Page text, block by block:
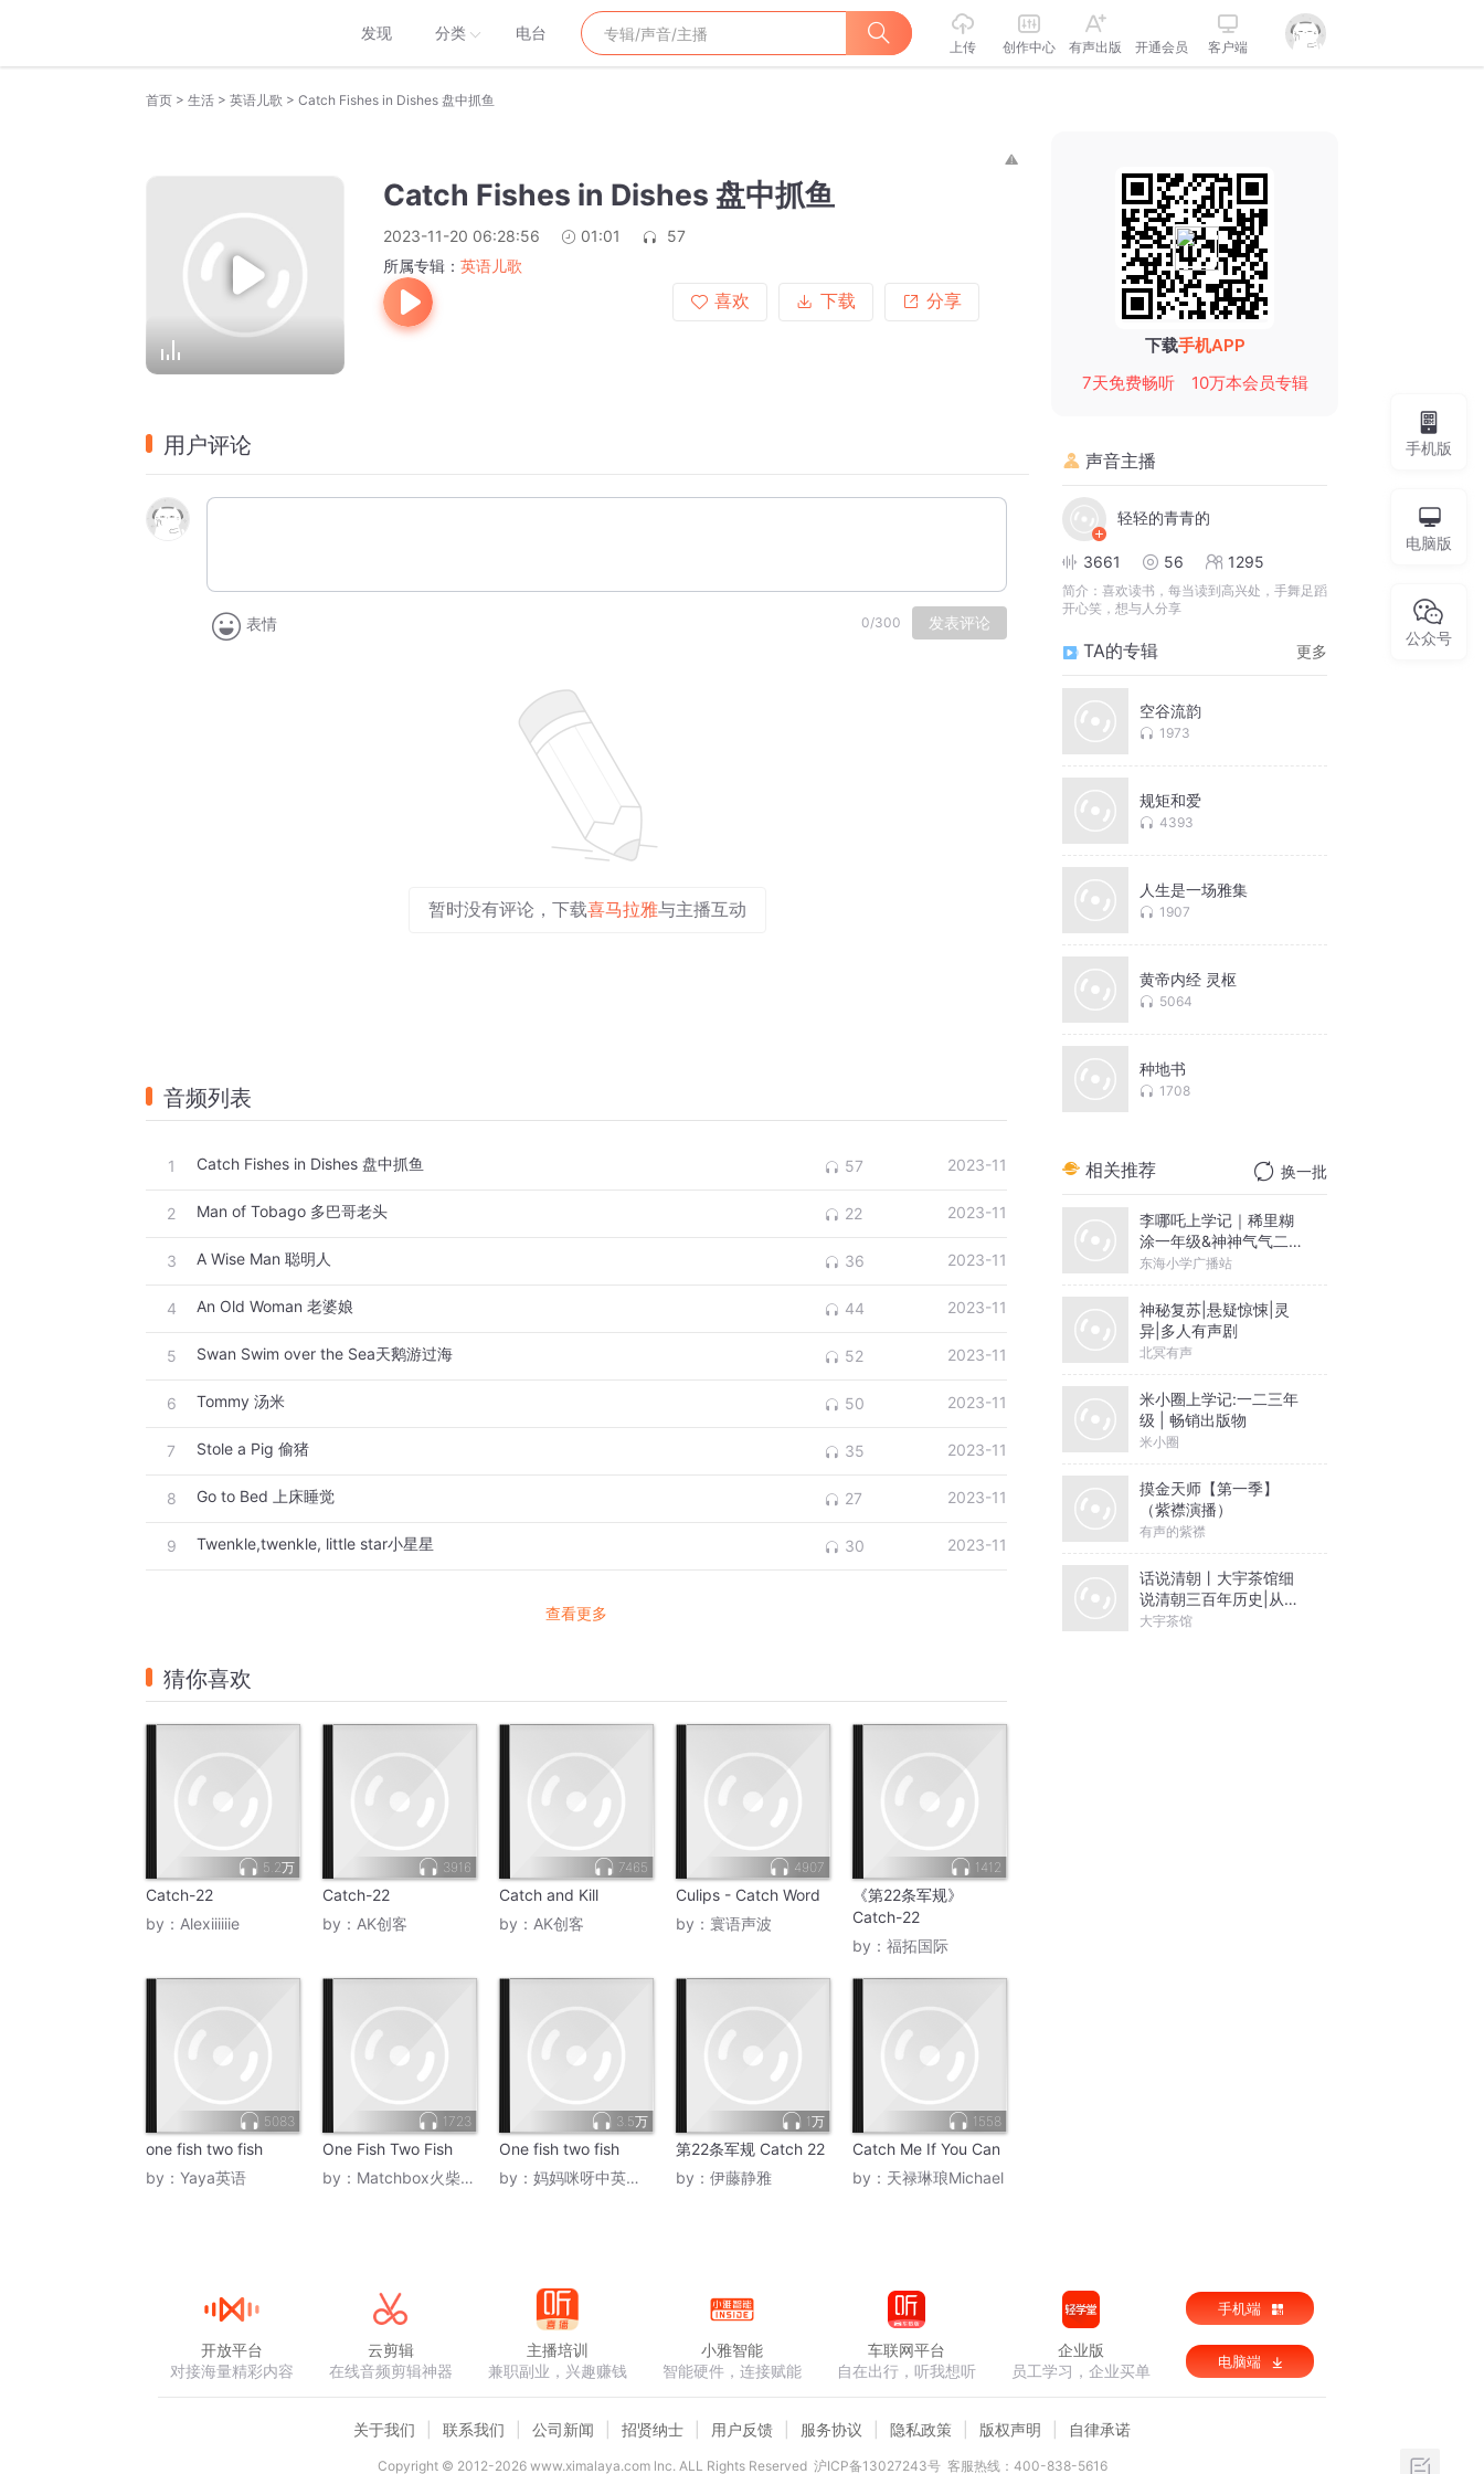
发现 分类 电台
上传 创作中心 有声出版 开通会员 客户端
首页 > 生活 > 英语儿歌 > Catch Fishes in Dishes 盘中抓鱼
Catch Fishes in Dishes 盘中抓鱼
2023-11-20 06:28:56 01:01
57
所属专辑： 英语儿歌
喜欢
下载 分享
用户评论
表情 0/300 发表评论
暂时没有评论，下载喜马拉雅与主播互动
音频列表
1 Catch Fishes in Dishes 盘中抓鱼 57 2023-11
2 Man of Tobago 多巴哥老头 22 2023-11
3 A Wise Man 聪明人 36 2023-11
4 An Old Woman 老婆娘 44 2023-11
5 Swan Swim over the Sea天鹅游过海 52 2023-11
6 Tommy 汤米 50 2023-11
7 Stole a Pig 偷猪 35 2023-11
8 Go to Bed 上床睡觉 27 2023-11
9 Twenkle,twenkle, little star小星星 30 2023-11
查看更多
猜你喜欢
5.2万
Catch-22
by： Alexiiiiiie
3916
Catch-22
by： AK创客
7465
Catch and Kill
by： AK创客
4907
Culips - Catch Word
by： 寰语声波
1412
《第22条军规》
Catch-22
by： 福拓国际
5083
one fish two fish
by： Yaya英语
1723
One Fish Two Fish
by： Matchbox火柴盒子
3.5万
One fish two fish
by： 妈妈咪呀中英文绘本
1万
第22条军规 Catch 22
by： 伊藤静雅
1558
Catch Me If You Can
by： 天禄琳琅Michael
下载手机APP
7天免费畅听
10万本会员专辑
声音主播
轻轻的青青的
3661 56 1295
简介： 喜欢读书，每当读到高兴处，手舞足蹈
开心笑，想与人分享
TA的专辑 更多
空谷流韵
1973
规矩和爱
4393
人生是一场雅集
1907
黄帝内经 灵枢
5064
种地书
1708
相关推荐 换一批
李哪吒上学记｜稀里糊
涂一年级&神神气气二年
级
东海小学广播站
神秘复苏|悬疑惊悚|灵
异|多人有声剧
北冥有声
米小圈上学记:一二三年
级 | 畅销出版物
米小圈
摸金天师【第一季】
（紫襟演播）
有声的紫襟
话说清朝丨大宇茶馆细
说清朝三百年历史|从努
尔哈赤到末代皇帝溥仪|
大宇茶馆
手机版
电脑版
公众号
开放平台
对接海量精彩内容
云剪辑
在线音频剪辑神器
主播培训
兼职副业，兴趣赚钱
小雅智能
智能硬件，连接赋能
车联网平台
自在出行，听我想听
企业版
员工学习，企业买单
手机端
电脑端
关于我们 联系我们 公司新闻 招贤纳士 用户反馈 服务协议 隐私政策 版权声明 自律承诺
Copyright © 2012-2026www.ximalaya.com lnc. ALL Rights Reserved 沪ICP备13027243号 客服热线：400-838-5616